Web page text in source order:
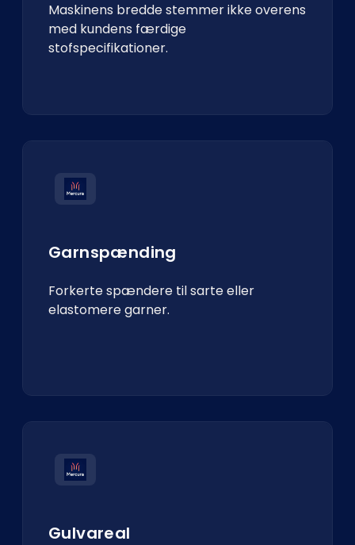
Maskinens bredde stemmer ikke overens
med kundens færdige
stofspecifikationer.
Garnspænding
Forkerte spændere til sarte eller
elastomere garner.
Gulvareal